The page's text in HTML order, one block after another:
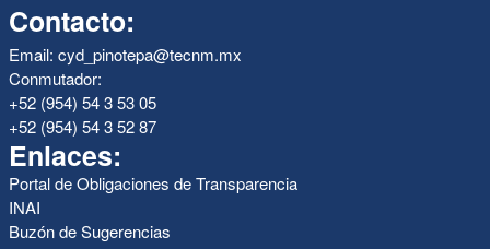
Contacto:
Email: cyd_pinotepa@tecnm.mx
Conmutador:
+52 (954) 54 3 53 05
+52 (954) 54 3 52 87
Enlaces:
Portal de Obligaciones de Transparencia
INAI
Buzón de Sugerencias